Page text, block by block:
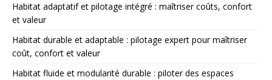
Habitat adaptatif et pilotage intégré : maîtriser coûts, confort
et valeur
Habitat durable et adaptable : pilotage expert pour maîtriser
coût, confort et valeur
Habitat fluide et modularité durable : piloter des espaces